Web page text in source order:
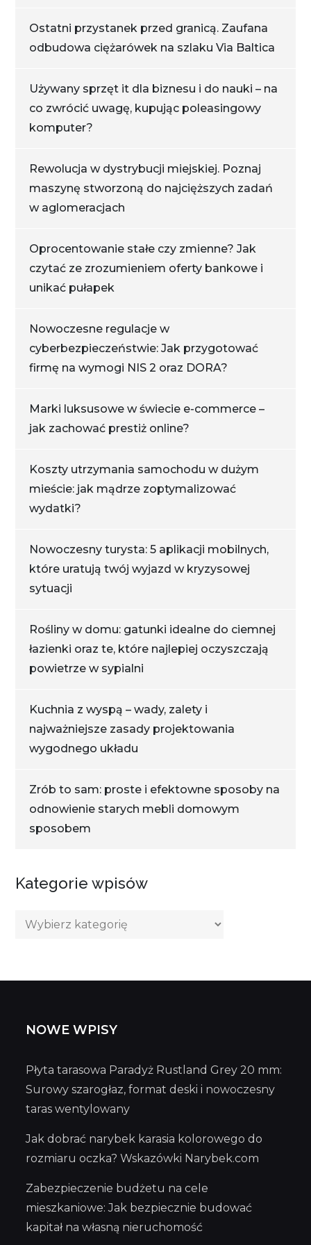
Ostatni przystanek przed granicą. Zaufana
odbudowa ciężarówek na szlaku Via Baltica
Używany sprzęt it dla biznesu i do nauki – na
co zwrócić uwagę, kupując poleasingowy
komputer?
Rewolucja w dystrybucji miejskiej. Poznaj
maszynę stworzoną do najcięższych zadań
w aglomeracjach
Oprocentowanie stałe czy zmienne? Jak
czytać ze zrozumieniem oferty bankowe i
unikać pułapek
Nowoczesne regulacje w
cyberbezpieczeństwie: Jak przygotować
firmę na wymogi NIS 2 oraz DORA?
Marki luksusowe w świecie e-commerce –
jak zachować prestiż online?
Koszty utrzymania samochodu w dużym
mieście: jak mądrze zoptymalizować
wydatki?
Nowoczesny turysta: 5 aplikacji mobilnych,
które uratują twój wyjazd w kryzysowej
sytuacji
Rośliny w domu: gatunki idealne do ciemnej
łazienki oraz te, które najlepiej oczyszczają
powietrze w sypialni
Kuchnia z wyspą – wady, zalety i
najważniejsze zasady projektowania
wygodnego układu
Zrób to sam: proste i efektowne sposoby na
odnowienie starych mebli domowym
sposobem
Kategorie wpisów
Kategorie
NOWE WPISY
Płyta tarasowa Paradyż Rustland Grey 20 mm:
Surowy szarogłaz, format deski i nowoczesny
taras wentylowany
Jak dobrać narybek karasia kolorowego do
rozmiaru oczka? Wskazówki Narybek.com
Zabezpieczenie budżetu na cele
mieszkaniowe: Jak bezpiecznie budować
kapitał na własną nieruchomość